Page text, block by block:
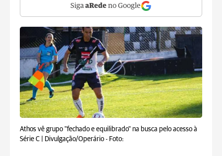
Siga aRede no Google
Athos vê grupo "fechado e equilibrado" na busca pelo acesso à
Série C | Divulgação/Operário - Foto: